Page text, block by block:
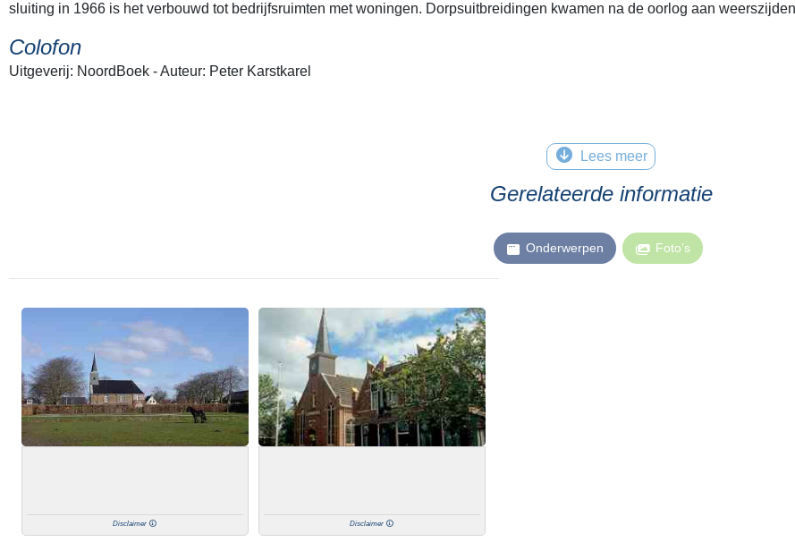
sluiting in 1966 is het verbouwd tot bedrijfsruimten met woningen. Dorpsuitbreidingen kwamen na de oorlog aan
Colofon
Uitgeverij: NoordBoek - Auteur: Peter Karstkarel
Lees meer
Gerelateerde informatie
Onderwerpen Foto’s
Disclaimer Disclaimer